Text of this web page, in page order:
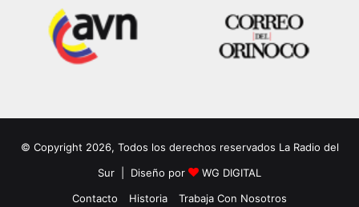
© Copyright 2026, Todos los derechos reservados La Radio del
Sur | Diseño por
WG DIGITAL
Contacto
Historia Trabaja Con Nosotros